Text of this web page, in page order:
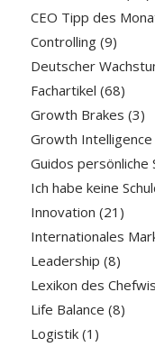
CEO Tipp des
Controlling(9)
Deutscher
Fachartikel (68)
Growth Brakes (3)
Growth
Guidos persönliche
Ich habe keine
Innovation (21)
Internationales
Leadership (8)
Lexikon des
Life Balance (8)
Logistik(1)